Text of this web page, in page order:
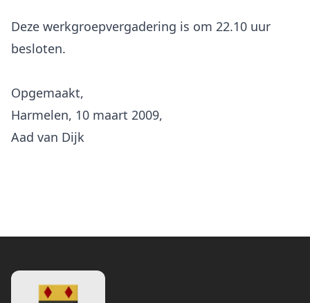
Deze werkgroepvergadering is om 22.10 uur
besloten.
Opgemaakt,
Harmelen, 10 maart 2009,
Aad van Dijk